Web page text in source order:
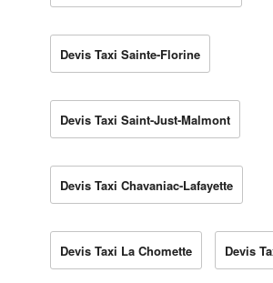
Devis Taxi Sainte-Florine
Devis Taxi Saint-Just-Malmont
Devis Taxi Chavaniac-Lafayette
Devis Taxi La Chomette Devis